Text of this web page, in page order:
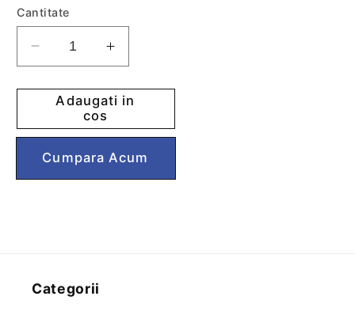
Cantitate
Reduceti
cantitatea
pentru
Filtru
apa
polifosfat
Cresteti
cantitatea
pentru
Filtru
apa
polifosfat
Adaugati in
cos
Cumpără acum
Categorii